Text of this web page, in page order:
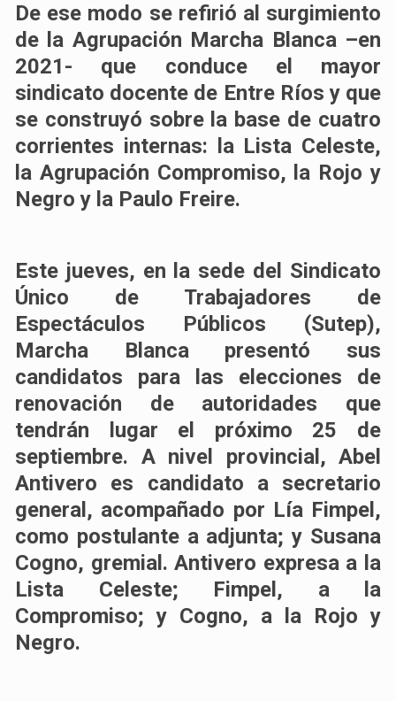
De ese modo se refirió al surgimiento
de la Agrupación Marcha Blanca –en
2021- que conduce el mayor
sindicato docente de Entre Ríos y que
se construyó sobre la base de cuatro
corrientes internas: la Lista Celeste,
la Agrupación Compromiso, la Rojo y
Negro y la Paulo Freire.
Este jueves, en la sede del Sindicato
Único de Trabajadores de
Espectáculos Públicos (Sutep),
Marcha Blanca presentó sus
candidatos para las elecciones de
renovación de autoridades que
tendrán lugar el próximo 25 de
septiembre. A nivel provincial, Abel
Antivero es candidato a secretario
general, acompañado por Lía Fimpel,
como postulante a adjunta; y Susana
Cogno, gremial. Antivero expresa a la
Lista Celeste; Fimpel, a la
Compromiso; y Cogno, a la Rojo y
Negro.